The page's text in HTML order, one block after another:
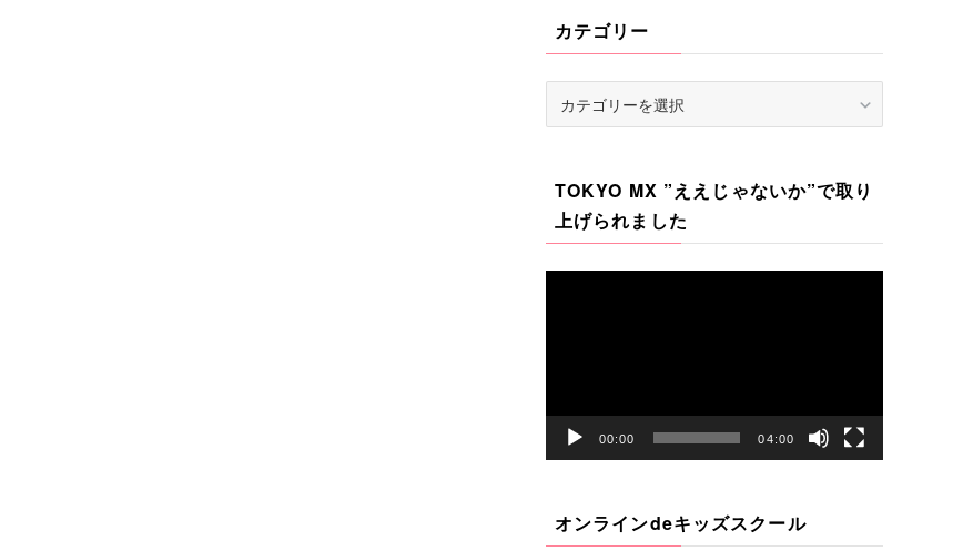
カテゴリー
テ
リ
TOKYO MX ”ええじゃないか”で取り
上げられました
ー
00:00 04:00
オンラインdeキッズスクール